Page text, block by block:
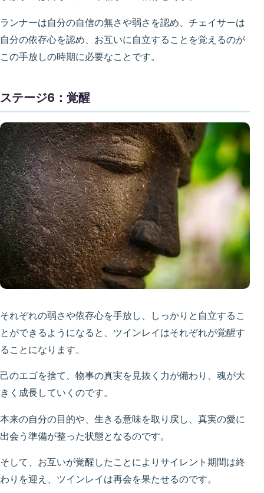
ランナーは自分の自信の無さや弱さを認め、チェイサーは
自分の依存心を認め、お互いに自立することを覚えるのが
この手放しの時期に必要なことです。
ステージ6：覚醒
それぞれの弱さや依存心を手放し、しっかりと自立するこ
とができるようになると、ツインレイはそれぞれが覚醒す
ることになります。
己のエゴを捨て、物事の真実を見抜く力が備わり、魂が大
きく成長していくのです。
本来の自分の目的や、生きる意味を取り戻し、真実の愛に
出会う準備が整った状態となるのです。
そして、お互いが覚醒したことによりサイレント期間は終
わりを迎え、ツインレイは再会を果たせるのです。